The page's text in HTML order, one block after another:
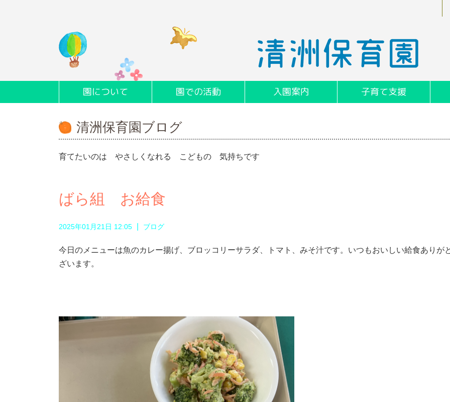
園について 園での活動 入園案内 子育て支援
清洲保育園ブログ
育てたいのは やさしくなれる こどもの 気持ちです
ばら組 お給食
2025年01月21日 12:05 ブログ
今日のメニューは魚のカレー揚げ、ブロッコリーサラダ、トマト、みそ汁です。いつもおいしい給食ありが
ざいます。